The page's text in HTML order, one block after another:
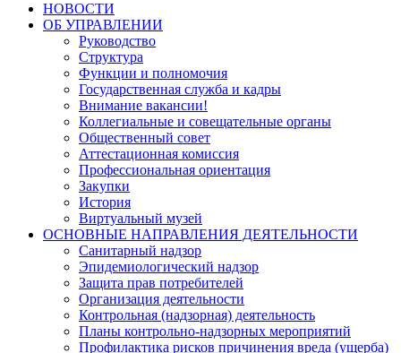
НОВОСТИ
ОБ УПРАВЛЕНИИ
Руководство
Структура
Функции и полномочия
Государственная служба и кадры
Внимание вакансии!
Коллегиальные и совещательные органы
Общественный совет
Аттестационная комиссия
Профессиональная ориентация
Закупки
История
Виртуальный музей
ОСНОВНЫЕ НАПРАВЛЕНИЯ ДЕЯТЕЛЬНОСТИ
Санитарный надзор
Эпидемиологический надзор
Защита прав потребителей
Организация деятельности
Контрольная (надзорная) деятельность
Планы контрольно-надзорных мероприятий
Профилактика рисков причинения вреда (ущерба)